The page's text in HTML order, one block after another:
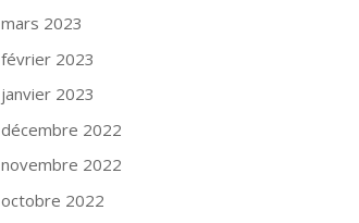
mars 2023
février 2023
janvier 2023
décembre 2022
novembre 2022
octobre 2022